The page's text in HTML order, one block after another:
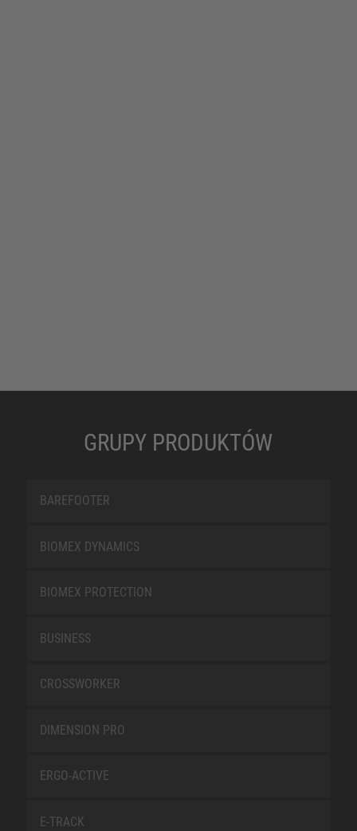
GRUPY PRODUKTÓW
BAREFOOTER
BIOMEX DYNAMICS
BIOMEX PROTECTION
BUSINESS
CROSSWORKER
DIMENSION PRO
ERGO-ACTIVE
E-TRACK